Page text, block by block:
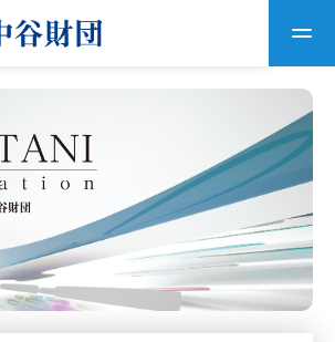
中谷財団について
て 理事長挨拶
中谷財団事業紹介